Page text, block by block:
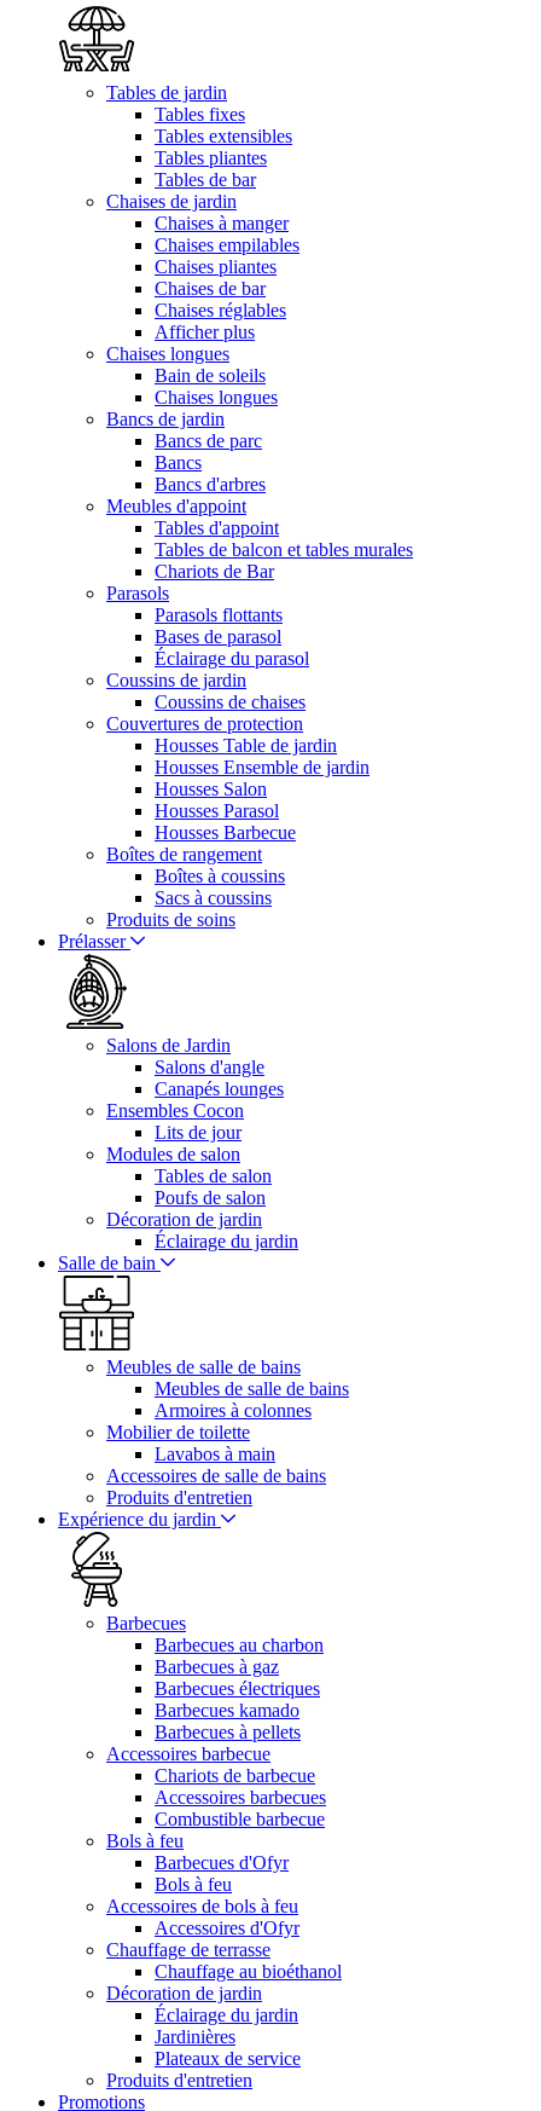
Tables de jardin
Tables fixes
Tables extensibles
Tables pliantes
Tables de bar
Chaises de jardin
Chaises à manger
Chaises empilables
Chaises pliantes
Chaises de bar
Chaises réglables
Afficher plus
Chaises longues
Bain de soleils
Chaises longues
Bancs de jardin
Bancs de parc
Bancs
Bancs d'arbres
Meubles d'appoint
Tables d'appoint
Tables de balcon et tables murales
Chariots de Bar
Parasols
Parasols flottants
Bases de parasol
Éclairage du parasol
Coussins de jardin
Coussins de chaises
Couvertures de protection
Housses Table de jardin
Housses Ensemble de jardin
Housses Salon
Housses Parasol
Housses Barbecue
Boîtes de rangement
Boîtes à coussins
Sacs à coussins
Produits de soins
Prélasser
Salons de Jardin
Salons d'angle
Canapés lounges
Ensembles Cocon
Lits de jour
Modules de salon
Tables de salon
Poufs de salon
Décoration de jardin
Éclairage du jardin
Salle de bain
Meubles de salle de bains
Meubles de salle de bains
Armoires à colonnes
Mobilier de toilette
Lavabos à main
Accessoires de salle de bains
Produits d'entretien
Expérience du jardin
Barbecues
Barbecues au charbon
Barbecues à gaz
Barbecues électriques
Barbecues kamado
Barbecues à pellets
Accessoires barbecue
Chariots de barbecue
Accessoires barbecues
Combustible barbecue
Bols à feu
Barbecues d'Ofyr
Bols à feu
Accessoires de bols à feu
Accessoires d'Ofyr
Chauffage de terrasse
Chauffage au bioéthanol
Décoration de jardin
Éclairage du jardin
Jardinières
Plateaux de service
Produits d'entretien
Promotions